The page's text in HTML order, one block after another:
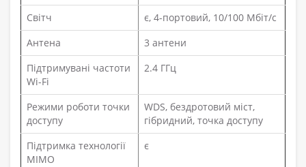
Світч
є, 4-портовий, 10/100 Мбіт/с
Антена
3 антени
Підтримувані частоти
Wi-Fi
2.4 ГГц
Режими роботи точки
доступу
WDS, бездротовий міст,
гібридний, точка доступу
Підтримка технології
MIMO
є